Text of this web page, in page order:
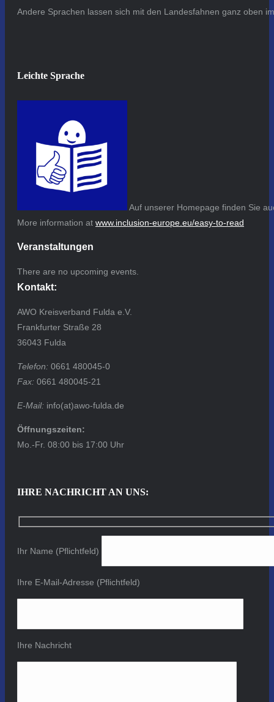
Andere Sprachen lassen sich mit den Landesfahnen ganz oben
Leichte Sprache
Auf unserer Homepage finden Sie
More information at www.inclusion-europe.eu/easy-to-read
Veranstaltungen
There are no upcoming events.
Kontakt:
AWO Kreisverband Fulda e.V.
Frankfurter Straße 28
36043 Fulda
Telefon: 0661 480045-0
Fax: 0661 480045-21
E-Mail: info(at)awo-fulda.de
Öffnungszeiten:
Mo.-Fr. 08:00 bis 17:00 Uhr
IHRE NACHRICHT AN UNS:
Ihr Name (Pflichtfeld)
Ihre E-Mail-Adresse (Pflichtfeld)
Ihre Nachricht